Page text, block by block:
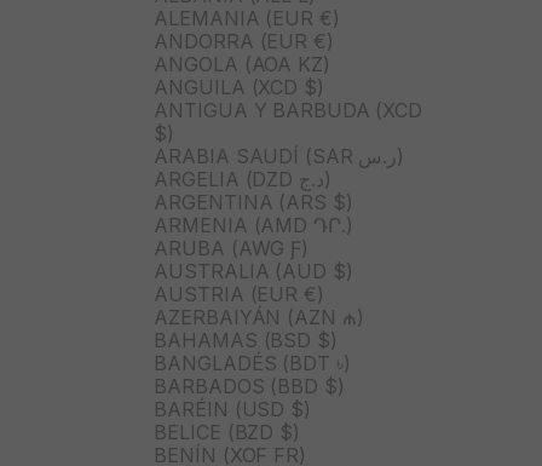
ALEMANIA (EUR €)
ANDORRA (EUR €)
ANGOLA (AOA KZ)
ANGUILA (XCD $)
ANTIGUA Y BARBUDA (XCD
$)
ARABIA SAUDÍ (SAR ر.س)
ARGELIA (DZD د.ج)
ARGENTINA (ARS $)
ARMENIA (AMD ԴՐ.)
ARUBA (AWG Ƒ)
AUSTRALIA (AUD $)
AUSTRIA (EUR €)
AZERBAIYÁN (AZN ₼)
BAHAMAS (BSD $)
BANGLADÉS (BDT ৳)
BARBADOS (BBD $)
BARÉIN (USD $)
BELICE (BZD $)
BENÍN (XOF FR)